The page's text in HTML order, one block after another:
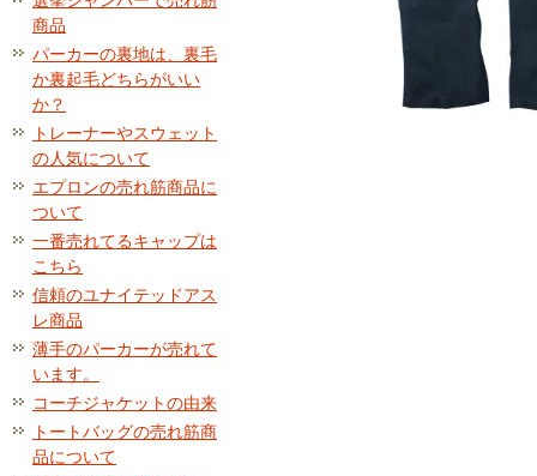
商品
パーカーの裏地は、裏毛
か裏起毛どちらがいい
か？
トレーナーやスウェット
の人気について
エプロンの売れ筋商品に
ついて
一番売れてるキャップは
こちら
信頼のユナイテッドアス
レ商品
薄手のパーカーが売れて
います。
コーチジャケットの由来
トートバッグの売れ筋商
品について